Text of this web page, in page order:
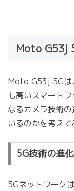
Moto G53j
Moto G53j 5Gは
も高いスマート
なるカメラ技術
いるのかを考えて
5G技術の進
5Gネットワーク